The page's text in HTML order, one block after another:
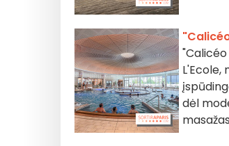
L'Ecole,
dėl